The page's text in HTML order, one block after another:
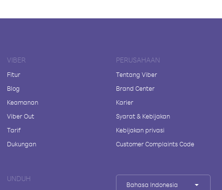
VIBER
Fitur
Blog
Keamanan
Viber Out
Tarif
Dukungan
PERUSAHAAN
Tentang Viber
Brand Center
Karier
Syarat & Kebijakan
Kebijakan privasi
Customer Complaints Code
UNDUH
Bahasa Indonesia